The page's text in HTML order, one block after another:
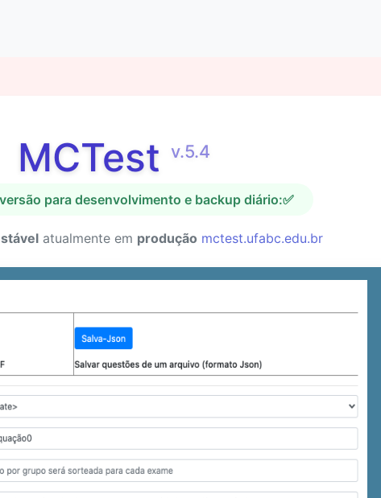
MCTest v.5.4
para desenvolvimento e backup diário:✅
atualmente em produção mctest.ufabc.edu.br